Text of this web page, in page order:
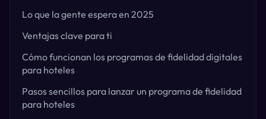
Lo que la gente espera en 2025
Ventajas clave para ti
Cómo funcionan los programas de fidelidad digitales
para hoteles
Pasos sencillos para lanzar un programa de fidelidad
para hoteles